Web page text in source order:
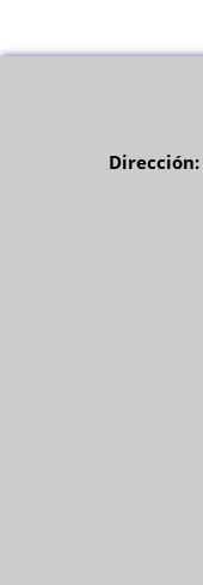
Dirección: